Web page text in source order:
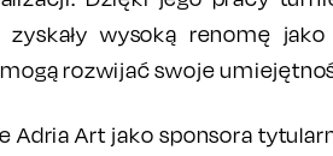
zyskały wysoką renomę
rozwijać swoje
Adria Art jako sponsora